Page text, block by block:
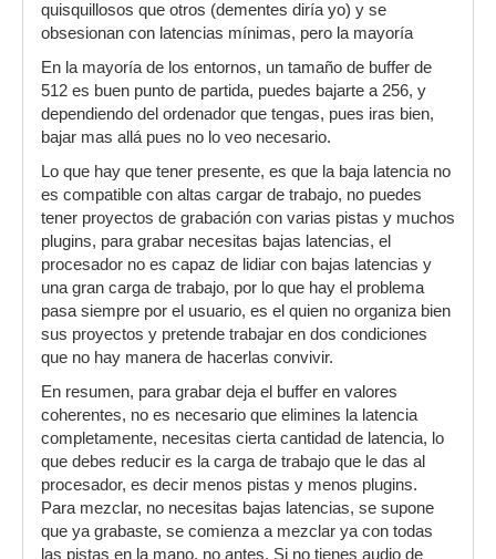
quisquillosos que otros (dementes diría yo) y se
obsesionan con latencias mínimas, pero la mayoría
En la mayoría de los entornos, un tamaño de buffer de
512 es buen punto de partida, puedes bajarte a 256, y
dependiendo del ordenador que tengas, pues iras bien,
bajar mas allá pues no lo veo necesario.
Lo que hay que tener presente, es que la baja latencia no
es compatible con altas cargar de trabajo, no puedes
tener proyectos de grabación con varias pistas y muchos
plugins, para grabar necesitas bajas latencias, el
procesador no es capaz de lidiar con bajas latencias y
una gran carga de trabajo, por lo que hay el problema
pasa siempre por el usuario, es el quien no organiza bien
sus proyectos y pretende trabajar en dos condiciones
que no hay manera de hacerlas convivir.
En resumen, para grabar deja el buffer en valores
coherentes, no es necesario que elimines la latencia
completamente, necesitas cierta cantidad de latencia, lo
que debes reducir es la carga de trabajo que le das al
procesador, es decir menos pistas y menos plugins.
Para mezclar, no necesitas bajas latencias, se supone
que ya grabaste, se comienza a mezclar ya con todas
las pistas en la mano, no antes. Si no tienes audio de